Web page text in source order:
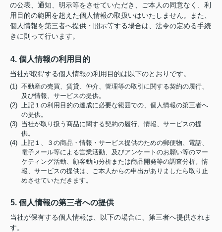
の公表、通知、明示等をさせていただき、ご本人の同意なく、利
用目的の範囲を超えた個人情報の取扱いはいたしません。また、
個人情報を第三者へ提供・開示等する場合は、法令の定める手続
きに則って行います。
4. 個人情報の利用目的
当社が取得する個人情報の利用目的は以下のとおりです。
(1) 不動産の売買、賃貸、仲介、管理等の取引に関する契約の履行、
及び情報、サービスの提供。
(2) 上記１の利用目的の達成に必要な範囲での、個人情報の第三者へ
の提供。
(3) 当社が取り扱う商品に関する契約の履行、情報、サービスの提
供。
(4) 上記１、３の商品・情報・サービス提供のための郵便物、電話、
電子メール等による営業活動、及びアンケートのお願い等のマー
ケティング活動、顧客動向分析または商品開発等の調査分析。情
報、サービスの提供は、ご本人からの申出がありましたら取り止
めさせていただきます。
5. 個人情報の第三者への提供
当社が保有する個人情報は、以下の場合に、第三者へ提供されま
す。